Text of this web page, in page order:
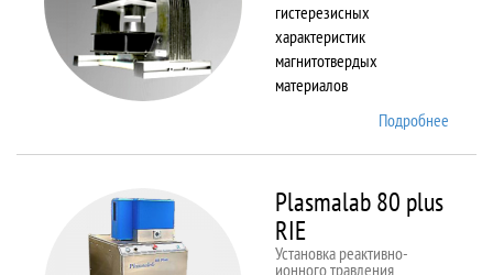
гистерезисных
характеристик
магнитотвердых
материалов
Подробнее
Plasmalab 80 plus
RIE
Установка реактивно-
ионного травления